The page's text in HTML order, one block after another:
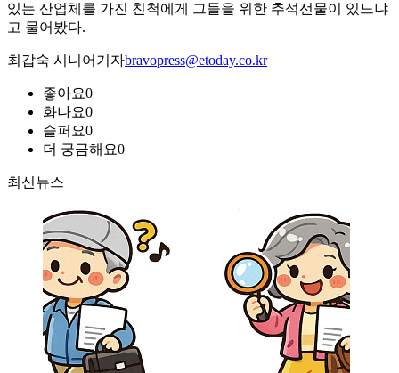
있는 산업체를 가진 친척에게 그들을 위한 추석선물이 있느냐
고 물어봤다.
최갑숙 시니어기자bravopress@etoday.co.kr
좋아요0
화나요0
슬퍼요0
더 궁금해요0
최신뉴스